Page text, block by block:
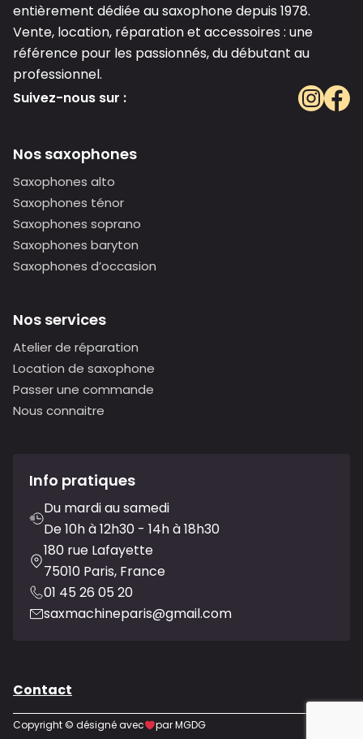
entièrement dédiée au saxophone depuis 1978.
Vente, location, réparation et accessoires : une
référence pour les passionnés, du débutant au
professionnel.
Suivez-nous sur :
Nos saxophones
Saxophones alto
Saxophones ténor
Saxophones soprano
Saxophones baryton
Saxophones d’occasion
Nos services
Atelier de réparation
Location de saxophone
Passer une commande
Nous connaitre
Info pratiques
Du mardi au samedi
De 10h à 12h30 - 14h à 18h30
180 rue Lafayette
75010 Paris, France
01 45 26 05 20
saxmachineparis@gmail.com
Contact
Copyright © désigné avec par MGDG